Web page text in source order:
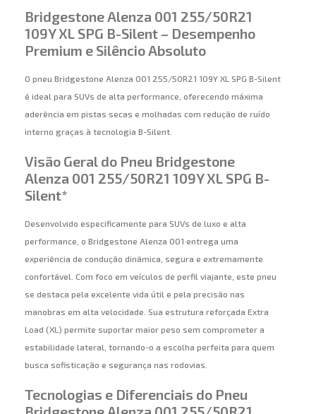
Bridgestone Alenza 001 255/50R21
109Y XL SPG B-Silent – Desempenho
Premium e Silêncio Absoluto
O pneu Bridgestone Alenza 001 255/50R21 109Y XL SPG B-Silent
é ideal para SUVs de alta performance, oferecendo máxima
aderência em pistas secas e molhadas com redução de ruído
interno graças à tecnologia B-Silent.
Visão Geral do Pneu Bridgestone
Alenza 001 255/50R21 109Y XL SPG B-
Silent*
Desenvolvido especificamente para SUVs de luxo e alta
performance, o Bridgestone Alenza 001 entrega uma
experiência de condução dinâmica, segura e extremamente
confortável. Com foco em veículos de perfil viajante, este pneu
se destaca pela excelente vida útil e pela precisão nas
manobras em alta velocidade. Sua estrutura reforçada Extra
Load (XL) permite suportar maior peso sem comprometer a
estabilidade lateral, tornando-o a escolha perfeita para quem
busca sofisticação e segurança nas rodovias.
Tecnologias e Diferenciais do Pneu